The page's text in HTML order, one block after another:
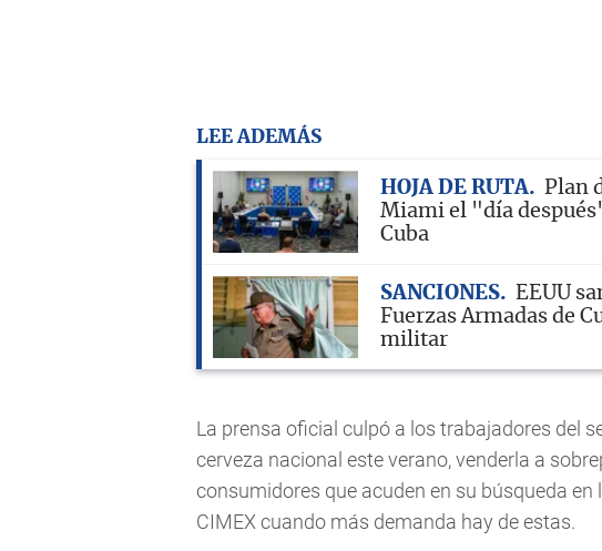
LEE ADEMÁS
HOJA DE RUTA
Plan
Miami el "día
Cuba
SANCIONES
EEUU
Fuerzas Armadas de
militar
La prensa oficial culpó a los trabajadores del
cerveza nacional este verano, venderla a
consumidores que acuden en su búsqueda en
CIMEX cuando más demanda hay de estas.